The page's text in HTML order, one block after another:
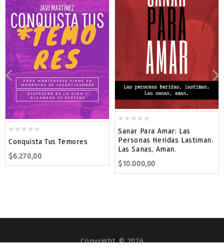
out
of
Conquista Tus Temores
$6.270,00
out
of
5
Sanar Para Amar: Las
Personas Heridas Lastiman.
Las Sanas, Aman.
$10.000,00
Copyright © 2026